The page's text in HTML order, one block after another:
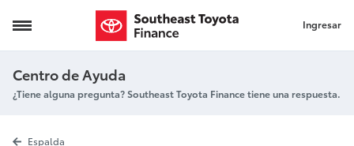
Regístrese para la factura electrónicaIngresar
Centro de Ayuda
¿Tiene alguna pregunta? Southeast Toyota Finance tiene una respuesta.
Espalda